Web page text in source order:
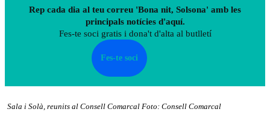
Rep cada dia al teu correu 'Bona nit, Solsona' amb les
principals notícies d'aquí.
Fes-te soci gratis i dona't d'alta al butlletí
Fes-te soci
Sala i Solà, reunits al Consell Comarcal Foto: Consell Comarcal